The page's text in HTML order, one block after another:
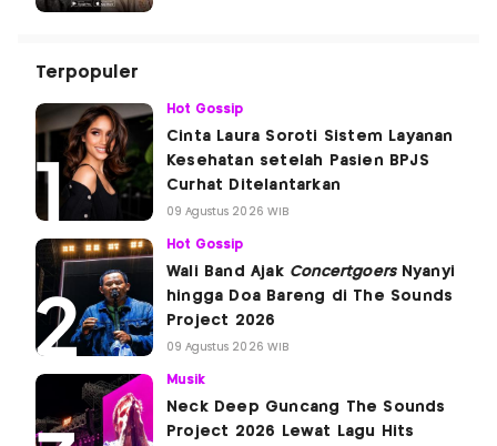
Terpopuler
Hot Gossip
Cinta Laura Soroti Sistem Layanan
Kesehatan setelah Pasien BPJS
Curhat Ditelantarkan
09 Agustus 2026 WIB
Hot Gossip
Wali Band Ajak ConcertgoersNyanyi
hingga Doa Bareng di The Sounds
Project 2026
09 Agustus 2026 WIB
Musik
Neck Deep Guncang The Sounds
Project 2026 Lewat Lagu Hits